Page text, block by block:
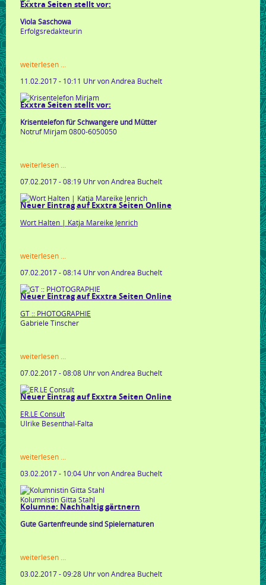
Exxtra Seiten stellt vor:
Viola Saschowa
Erfolgsredakteurin
weiterlesen …
stellt
11.02.2017 - 10:11 Uhrvon Andrea Buchelt
Exxtra Seiten stellt vor:
Krisentelefon für Schwangere und Mütter
Notruf Mirjam 0800-6050050
weiterlesen …
stellt
07.02.2017 - 08:19 Uhrvon Andrea Buchelt
Neuer Eintrag auf Exxtra Seiten Online
Wort Halten | Katja Mareike Jenrich
weiterlesen …
auf
seiten
online
07.02.2017 - 08:14 Uhrvon Andrea Buchelt
Neuer Eintrag auf Exxtra Seiten Online
GT :: PHOTOGRAPHIE
Gabriele Tinscher
weiterlesen …
auf
seiten
online
07.02.2017 - 08:08 Uhrvon Andrea Buchelt
Neuer Eintrag auf Exxtra Seiten Online
ER.LE Consult
Ulrike Besenthal-Falta
weiterlesen …
auf
seiten
online
03.02.2017 - 10:04 Uhrvon Andrea Buchelt
Kolumnistin Gitta Stahl
Kolumne: Nachhaltig gärtnern
Gute Gartenfreunde sind Spielernaturen
weiterlesen …
gärtnern
03.02.2017 - 09:28 Uhrvon Andrea Buchelt